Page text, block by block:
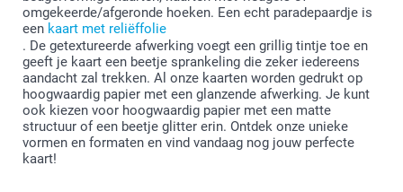
omgekeerde/afgeronde hoeken. Een echt paradepaardje is
een kaart met reliëffolie
. De getextureerde afwerking voegt een grillig tintje toe en
geeft je kaart een beetje sprankeling die zeker iedereens
aandacht zal trekken. Al onze kaarten worden gedrukt op
hoogwaardig papier met een glanzende afwerking. Je kunt
ook kiezen voor hoogwaardig papier met een matte
structuur of een beetje glitter erin. Ontdek onze unieke
vormen en formaten en vind vandaag nog jouw perfecte
kaart!